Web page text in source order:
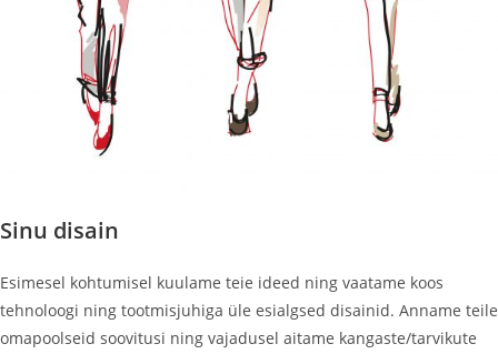
Sinu disain
Esimesel kohtumisel kuulame teie ideed ning vaatame koos
tehnoloogi ning tootmisjuhiga üle esialgsed disainid. Anname teile
omapoolseid soovitusi ning vajadusel aitame kangaste/tarvikute